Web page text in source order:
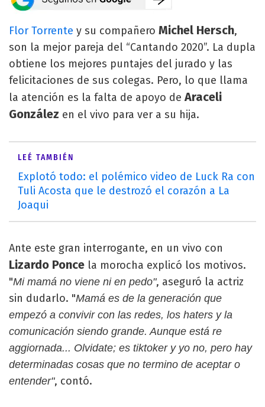
Flor Torrente y su compañero Michel Hersch,
son la mejor pareja del “Cantando 2020”. La dupla
obtiene los mejores puntajes del jurado y las
felicitaciones de sus colegas. Pero, lo que llama
la atención es la falta de apoyo de Araceli
González en el vivo para ver a su hija.
LEÉ TAMBIÉN
Explotó todo: el polémico video de Luck Ra con
Tuli Acosta que le destrozó el corazón a La
Joaqui
Ante este gran interrogante, en un vivo con
Lizardo Ponce la morocha explicó los motivos.
"Mi mamá no viene ni en pedo", aseguró la actriz
sin dudarlo. "Mamá es de la generación que
empezó a convivir con las redes, los haters y la
comunicación siendo grande. Aunque está re
aggiornada... Olvidate; es tiktoker y yo no, pero hay
determinadas cosas que no termino de aceptar o
entender", contó.